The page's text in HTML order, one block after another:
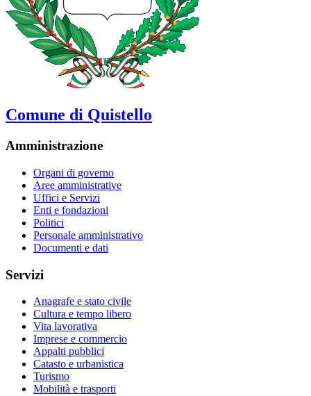
Comune di Quistello
Amministrazione
Organi di governo
Aree amministrative
Uffici e Servizi
Enti e fondazioni
Politici
Personale amministrativo
Documenti e dati
Servizi
Anagrafe e stato civile
Cultura e tempo libero
Vita lavorativa
Imprese e commercio
Appalti pubblici
Catasto e urbanistica
Turismo
Mobilità e trasporti